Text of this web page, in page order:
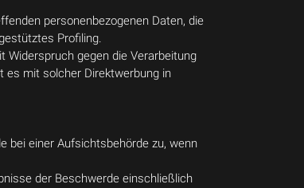
personenbezogenen Daten, die
Profiling.
Widerspruch gegen die Verarbeitung
es mit solcher Direktwerbung in
bei einer Aufsichtsbehörde zu, wenn
der Beschwerde einschließlich